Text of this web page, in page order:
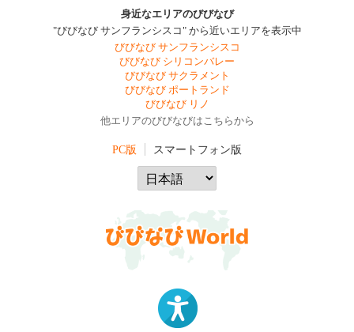
身近なエリアのびびなび
"びびなび サンフランシスコ" から近いエリアを表示中
びびなび サンフランシスコ
びびなび シリコンバレー
びびなび サクラメント
びびなび ポートランド
びびなび リノ
他エリアのびびなびはこちらから
PC版 スマートフォン版